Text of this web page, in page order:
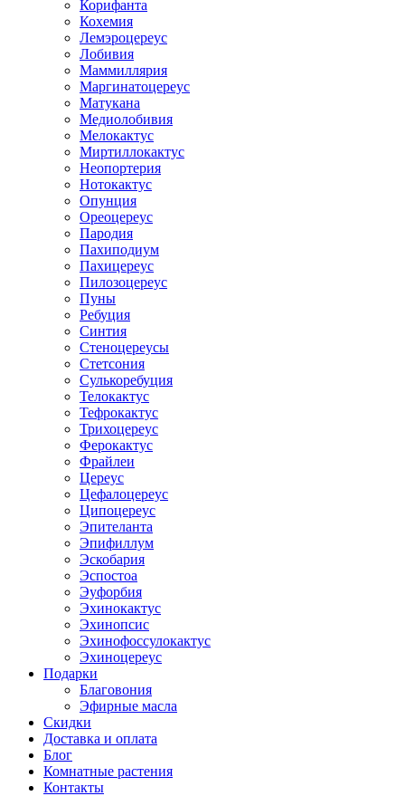
Корифанта
Кохемия
Лемэроцереус
Лобивия
Маммиллярия
Маргинатоцереус
Матукана
Медиолобивия
Мелокактус
Миртиллокактус
Неопортерия
Нотокактус
Опунция
Ореоцереус
Пародия
Пахиподиум
Пахицереус
Пилозоцереус
Пуны
Ребуция
Синтия
Стеноцереусы
Стетсония
Сулькоребуция
Телокактус
Тефрокактус
Трихоцереус
Ферокактус
Фрайлеи
Цереус
Цефалоцереус
Ципоцереус
Эпителанта
Эпифиллум
Эскобария
Эспостоа
Эуфорбия
Эхинокактус
Эхинопсис
Эхинофоссулокактус
Эхиноцереус
Подарки
Благовония
Эфирные масла
Скидки
Доставка и оплата
Блог
Комнатные растения
Контакты